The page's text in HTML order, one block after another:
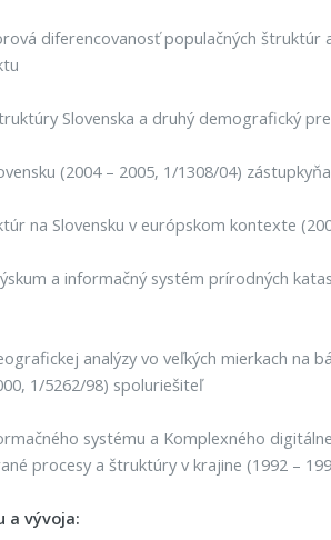
diferencovanosť populačných štruktúr
Slovenska a druhý demografický
(2004 – 2005, 1/1308/04)
na Slovensku v európskom kontexte
a informačný systém prírodných
analýzy vo veľkých mierkach na
1/5262/98) spoluriešiteľ
systému a Komplexného
procesy a štruktúry v krajine (1992 –
a vývoja: